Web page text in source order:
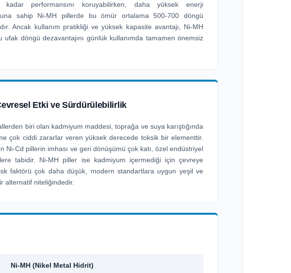
kadar performansını koruyabilirken, daha yüksek enerji
sahip Ni-MH pillerde bu ömür ortalama 500-700 döngü
Ancak kullanım pratikliği ve yüksek kapasite avantajı, Ni-MH
ufak döngü dezavantajını günlük kullanımda tamamen önemsiz
Etki ve Sürdürülebilirlik
biri olan kadmiyum maddesi, toprağa ve suya karıştığında
çok ciddi zararlar veren yüksek derecede toksik bir elementtir.
Ni-Cd pillerin imhası ve geri dönüşümü çok katı, özel endüstriyel
tabidir. Ni-MH piller ise kadmiyum içermediği için çevreye
faktörü çok daha düşük, modern standartlara uygun yeşil ve
alternatif niteliğindedir.
Ni-MH (Nikel Metal Hidrit)